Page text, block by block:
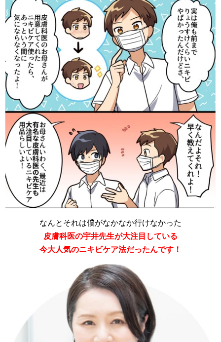
なんとそれは僕がなかなか行けなかった
皮膚科医の宇井先生が大注目している
今大人気のニキビケア法だったんです！